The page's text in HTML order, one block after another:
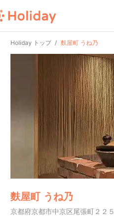
Holiday トップ 麩屋町 うね乃
麩屋町 うね乃
京都府京都市中京区尾張町２２５